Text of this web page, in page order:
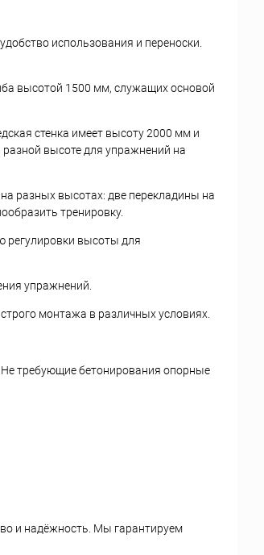
использования и переноски.
высотой 1500 мм, служащих основой
стенка имеет высоту 2000 мм и
высоте для упражнений на
разных высотах: две перекладины на
тренировку.
регулировки высоты для
упражнений.
монтажа в различных условиях.
Не требующие бетонирования опорные
и надёжность. Мы гарантируем